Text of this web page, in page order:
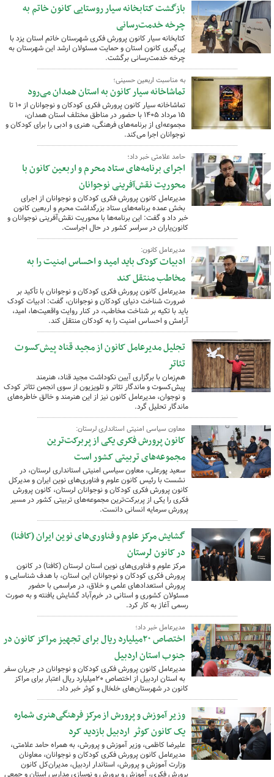
بازگشت کتابخانه سیار روستایی کانون خاتم به
چرخه خدمت‌رسانی
کتابخانه سیار کانون پرورش فکری شهرستان خاتم استان یزد با
پی‌گیری کانون استان و حمایت مسئولان ارشد این شهرستان به
چرخه خدمت‌رسانی برگشت.
به مناسبت اربعین حسینی؛
تماشاخانه سیار کانون به استان همدان می‌رود
تماشاخانه سیار کانون پرورش فکری کودکان و نوجوانان از ۱۰ تا
۱۵ مرداد ۱۴۰۵ با حضور در مناطق مختلف استان همدان،
مجموعه‌ای از برنامه‌های فرهنگی، هنری و ادبی را برای کودکان و
نوجوانان اجرا می‌کند.
حامد علامتی خبر داد؛
اجرای برنامه‌های ستاد محرم و اربعین کانون با
محوریت نقش‌آفرینی نوجوانان
مدیرعامل کانون پرورش فکری کودکان و نوجوانان از اجرای
بخش عمده برنامه‌های ستاد بزرگداشت محرم و اربعین کانون
خبر داد و گفت: این برنامه‌ها با محوریت نقش‌آفرینی نوجوانان و
کانون‌یاران در سراسر کشور در حال اجراست.
مدیرعامل کانون:
ادبیات کودک باید امید و احساس امنیت را به
مخاطب منتقل کند
مدیرعامل کانون پرورش فکری کودکان و نوجوانان با تأکید بر
ضرورت شناخت دنیای کودکان و نوجوانان، گفت: ادبیات کودک
باید با تکیه بر شناخت مخاطب، در کنار روایت واقعیت‌ها، امید،
آرامش و احساس امنیت را به کودکان منتقل کند.
تجلیل مدیرعامل کانون از مجید قناد پیش‌کسوت
تئاتر
هم‌زمان با برگزاری آیین نکوداشت مجید قناد، هنرمند
پیش‌کسوت و ماندگار تئاتر و تلویزیون از سوی انجمن تئاتر کودک
و نوجوان، مدیرعامل کانون نیز از این هنرمند و خالق خاطره‌های
ماندگار تحلیل گرد.
معاون سیاسی امنیتی استانداری لرستان:
کانون پرورش فکری یکی از پربرکت‌ترین
مجموعه‌های تربیتی کشور است
سعید پورعلی، معاون سیاسی امنیتی استانداری لرستان، در
نشست با رئیس کانون علوم و فناوری‌های نوین ایران و مدیرکل
کانون پرورش فکری کودکان و نوجوانان لرستان، کانون پرورش
فکری را یکی از پربرکت‌ترین مجموعه‌های تربیتی کشور در مسیر
پرورش سرمایه انسانی دانست.
گشایش مرکز علوم و فناوری‌های نوین ایران (کافنا)
در کانون لرستان
مرکز علوم و فناوری‌های نوین استان لرستان (کافنا) در کانون
پرورش فکری کودکان و نوجوانان این استان، با هدف شناسایی و
پرورش استعدادهای علمی و خلاق، در مراسمی با حضور
مسئولان کشوری و استانی در خرم‌آباد گشایش یافنته و به صورت
رسمی آغاز به کار کرد.
مدیرعامل خبر داد؛
اختصاص ۲۰میلیارد ریال برای تجهیز مراکز کانون در
جنوب استان اردبیل
مدیرعامل کانون پرورش فکری کودکان و نوجوانان در جریان سفر
به استان اردبیل از اختصاص ۲۰میلیارد ریال اعتبار برای مراکز
کانون در شهرستان‌های خلخال و کوثر خبر داد.
وزیر آموزش و پرورش از مرکز فرهنگی‌هنری شماره
یک کانون کوثر اردبیل بازدید کرد
علیرضا کاظمی، وزیر آموزش و پرورش، به همراه حامد علامتی،
مدیرعامل کانون پرورش فکری کودکان و نوجوانان، معاونان
وزارت آموزش و پرورش، استاندار اردبیل، مدیران‌کل کانون
پرورش فکری، آموزش و پرورش و نوسازی مدارس استان و جمعی